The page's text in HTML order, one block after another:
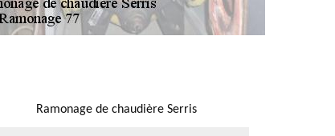
Ramonage de chaudière Serris